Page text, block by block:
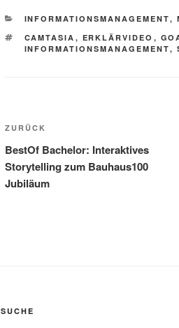
KATEGORIEN
INFORMATIONSMANAGEMENT,
SCHLAGWÖRTER
CAMTASIA , ERKLÄRVIDEO ,
INFORMATIONSMANAGEMENT,
Beitragsnavigation
Vorheriger
Beitrag
ZURÜCK
BestOf Bachelor: Interaktives
Storytelling zum Bauhaus100
Jubiläum
SUCHE